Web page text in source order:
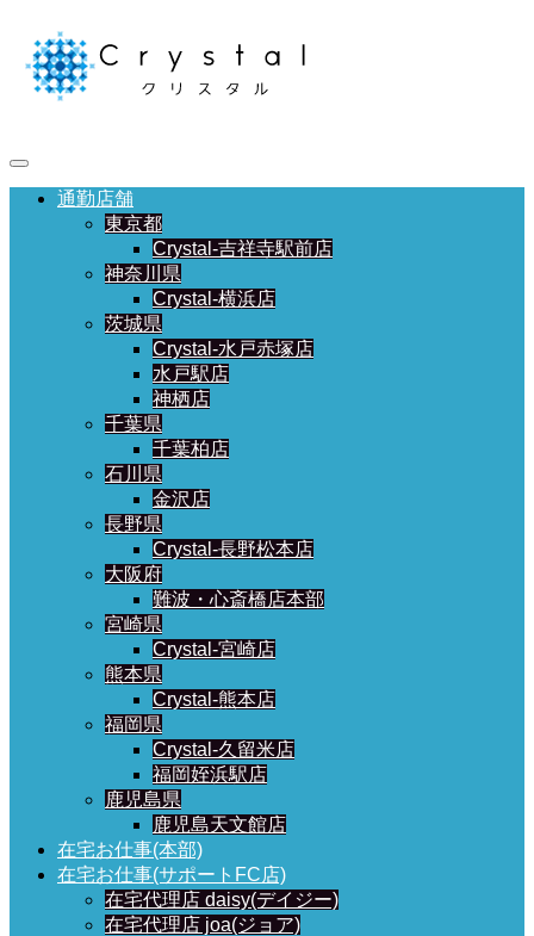
通勤店舗
東京都
Crystal-吉祥寺駅前店
神奈川県
Crystal-横浜店
茨城県
Crystal-水戸赤塚店
水戸駅店
神栖店
千葉県
千葉柏店
石川県
金沢店
長野県
Crystal-長野松本店
大阪府
難波・心斎橋店本部
宮崎県
Crystal-宮崎店
熊本県
Crystal-熊本店
福岡県
Crystal-久留米店
福岡姪浜駅店
鹿児島県
鹿児島天文館店
在宅お仕事(本部)
在宅お仕事(サポートFC店)
在宅代理店 daisy(デイジー)
在宅代理店 joa(ジョア)